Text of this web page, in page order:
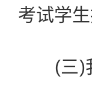
考试学
(三)我